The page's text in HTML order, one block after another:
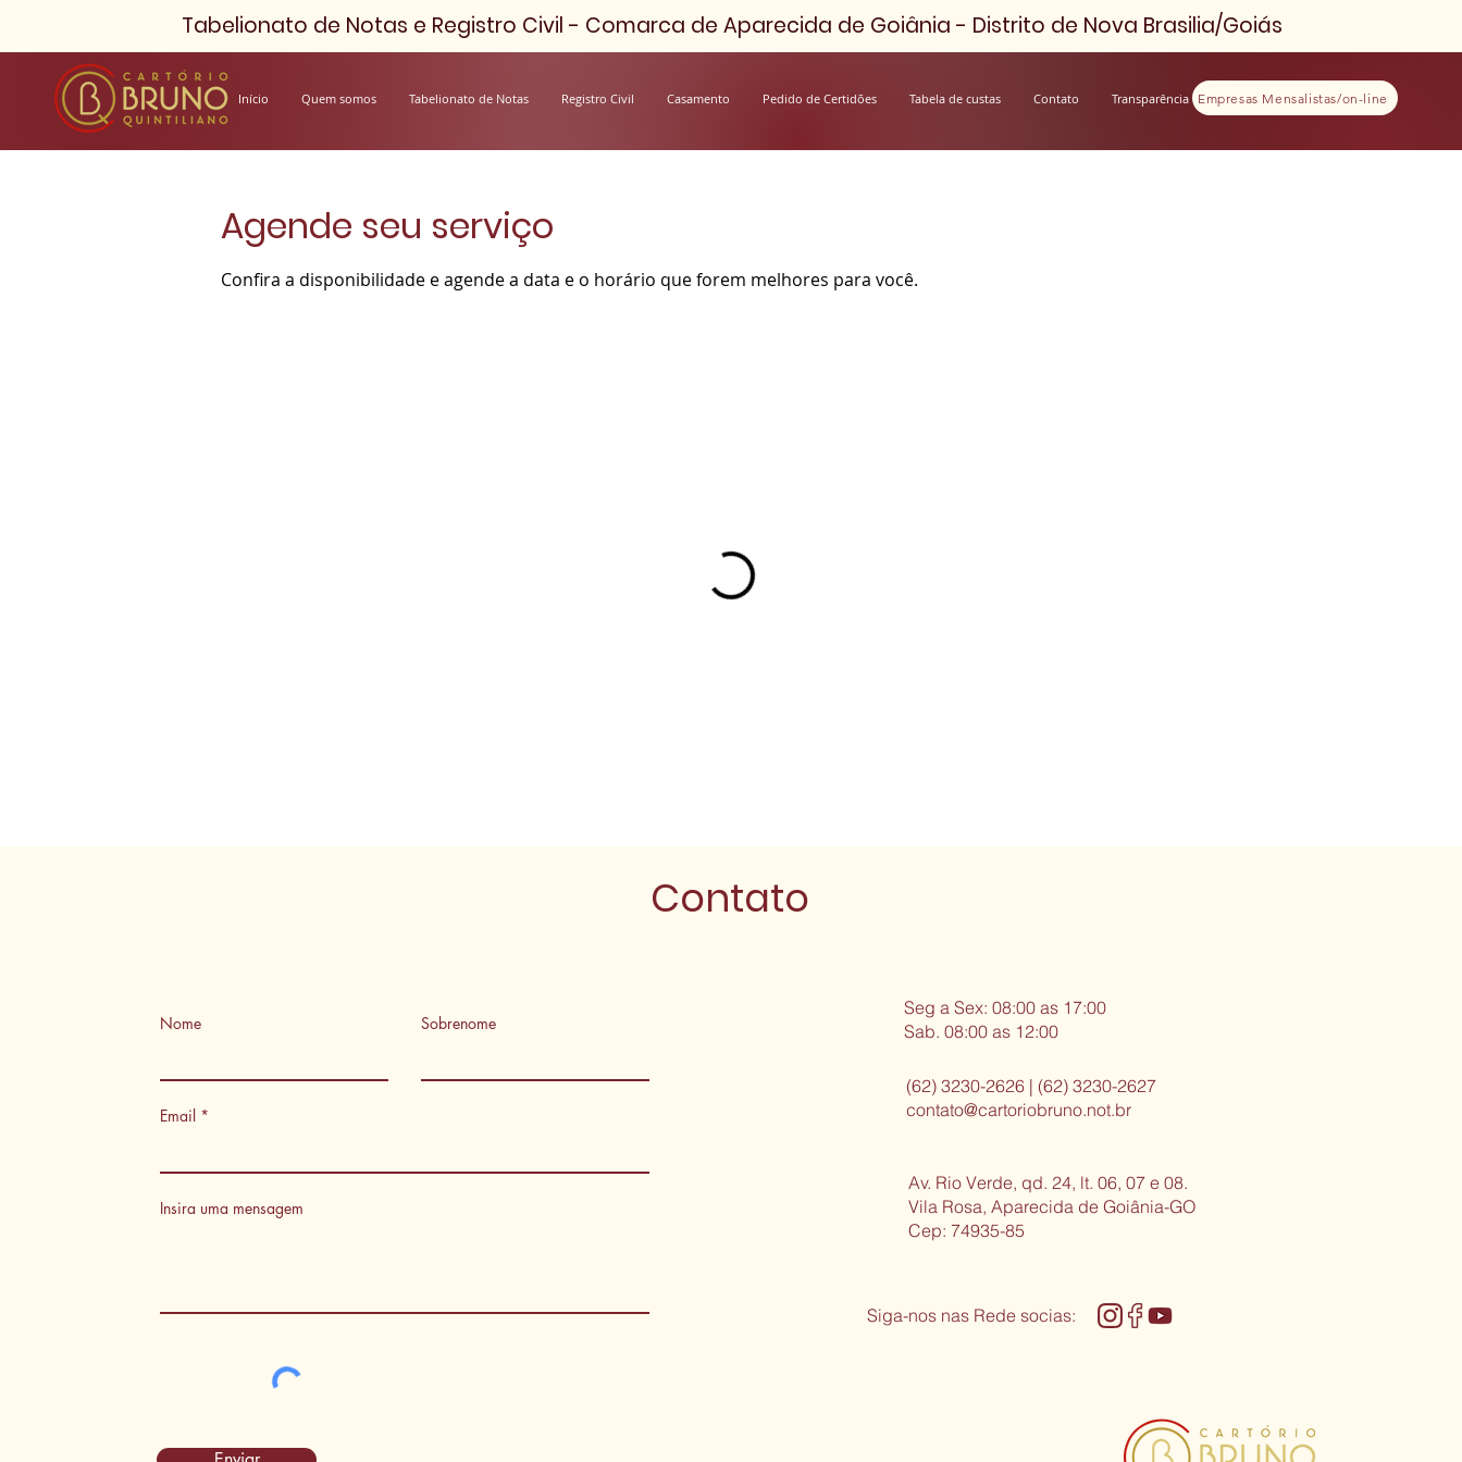
Início Quem somos Tabelionato de Notas Registro Civil Casamento Pedido de Certidões Tabela de custas Contato Transparência Empresas Mensalistas/on-line
Tabelionato de Notas e Registro Civil - Comarca de Aparecida de Goiânia - Distrito de Nova Brasilia/Goiás
Agende seu serviço
Confira a disponibilidade e agende a data e o horário que forem melhores para você.
Nome Sobrenome
Email
Insira uma mensagem
Seg a Sex: 08:00 as 17:00
Sab. 08:00 as 12:00
(62) 3230-2626 | (62) 3230-2627
contato@cartoriobruno.not.br
Av. Rio Verde, qd. 24, lt. 06, 07 e 08.
Vila Rosa, Aparecida de Goiânia-GO
Cep: 74935-85
Siga-nos nas Rede socias:
Contato